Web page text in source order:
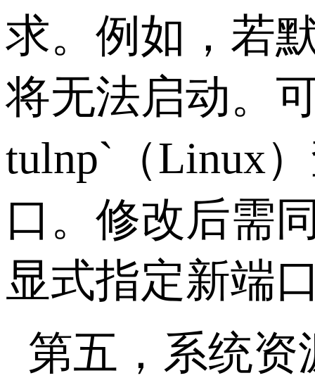
求。例如，若
将无法启动。
tulnp` （Linux
口。修改后需
显式指定新端
第五，系统资